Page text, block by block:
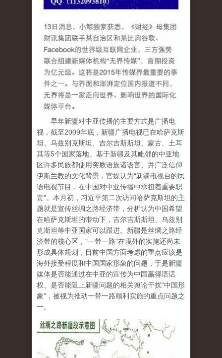
早年新疆对中亚传播的主要方式是广播电
视，截至2009年底，新疆广播电视已在哈萨克斯
坦、乌兹别克斯坦、吉尔吉斯斯坦、蒙古、土耳
其等5个国家落地。基于新疆及其毗邻的中亚地
区许多民族都使用突厥语族诸语言、并广泛信仰
伊斯兰教的文化背景，官媒认为“新疆电视台的民
语电视节目，在中国对中亚传播中承担着重要职
责”。本月初，习近平第二次访问哈萨克斯坦的主
题就是宣传丝绸之路经济带，分析认为中国希望
在哈萨克斯坦的带动下，吉尔吉斯斯坦、乌兹别
克斯坦等中亚国家可以跟进。新疆是丝绸之路经
济带的核心区，"一带一路"在境外的实施还尚未
形成具体规划，目前中国方面考虑的重点应该是
海外接受程度和中国国家形象的问题，于是新疆
媒体是否能通过在中亚的宣传为中国赢得语话
权、是否能阻止新疆问题的相关舆论干扰“中国形
象”，被视为推动一带一路顺利实施的重点问题之
一。